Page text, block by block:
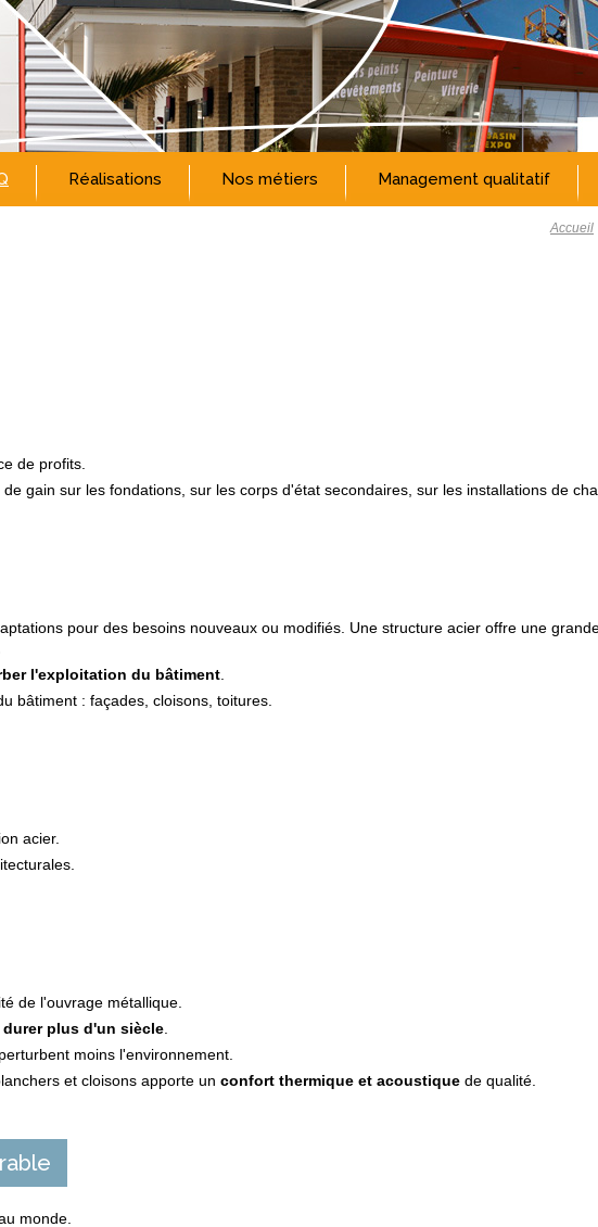
Réalisations Nos métiers Management qualitatif
Accueil
de profits.
gain sur les fondations, sur les corps d'état secondaires, sur les installations de
pour des besoins nouveaux ou modifiés. Une structure acier offre une
l'exploitation du bâtiment
bâtiment : façades, cloisons, toitures.
acier.
de l'ouvrage métallique.
durer plus d'un siècle
moins l'environnement.
et cloisons apporte un confort thermique et acoustique de qualité.
monde.